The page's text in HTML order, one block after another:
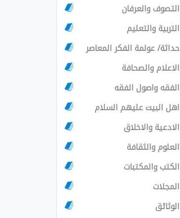
التصوف والعرفان
التربية والتعليم
حداثة/ عولمة الفكر المعاصر
الاعلام والصحافة
الفقه واصول الفقه
اهل البيت عليهم السلام
الادعية والاخلاق
العلوم والثقافة
الكتب والمكتبات
المجلات
الوثائق